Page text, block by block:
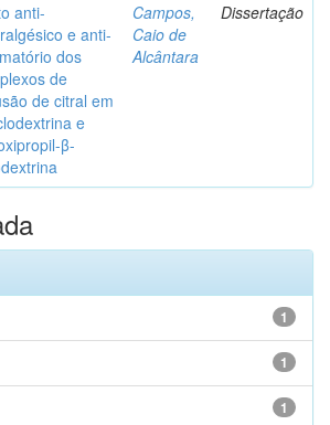
anti-
e anti-
dos
de
de citral em
e
β-
Campos,
Caio de
Alcântara
Dissertação
1
1
1